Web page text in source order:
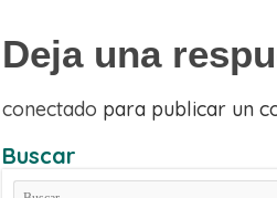
Deja una
conectado para publicar un
Buscar